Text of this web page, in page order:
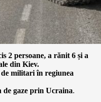
2 persoane, a rănit 6 și a
din Kiev.
militari în regiunea
gaze prin Ucraina.